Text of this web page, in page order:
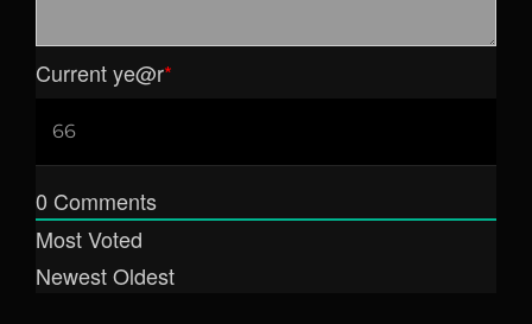
Current ye@r*
0 Comments
Most Voted
NewestOldest